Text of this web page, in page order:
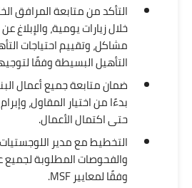
التأكد من متابعة المرافق
خلال زيارات يومية، والإبلاغ
مشاكل، وتقييم احتياجات
التأهيل البسيطة وفقًا
ضمان متابعة جميع أعمال
بدءًا من اختيار المقاول،
حتى اكتمال الأعمال.
التخطيط مع مدير
والفحوصات المطلوبة لجميع
وفقًا لمعايير MSF.